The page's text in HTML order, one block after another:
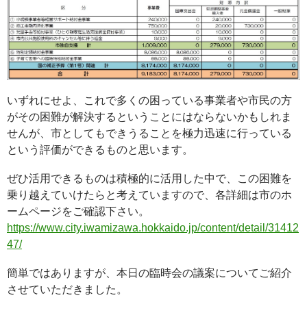
いずれにせよ、これで多くの困っている事業者や市民の方
がその困難が解決するということにはならないかもしれま
せんが、市としてもできうることを極力迅速に行っている
という評価ができるものと思います。
ぜひ活用できるものは積極的に活用した中で、この困難を
乗り越えていけたらと考えていますので、各詳細は市のホ
ームページをご確認下さい。
https://www.city.iwamizawa.hokkaido.jp/content/detail/31412
47/
簡単ではありますが、本日の臨時会の議案についてご紹介
させていただきました。